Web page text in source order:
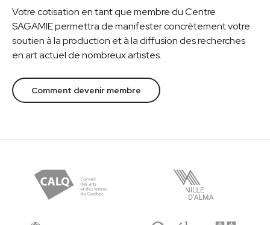
Votre cotisation en tant que membre du Centre
SAGAMIE permettra de manifester concrètement votre
soutien à la production et à la diffusion des recherches
en art actuel de nombreux artistes.
Comment devenir membre